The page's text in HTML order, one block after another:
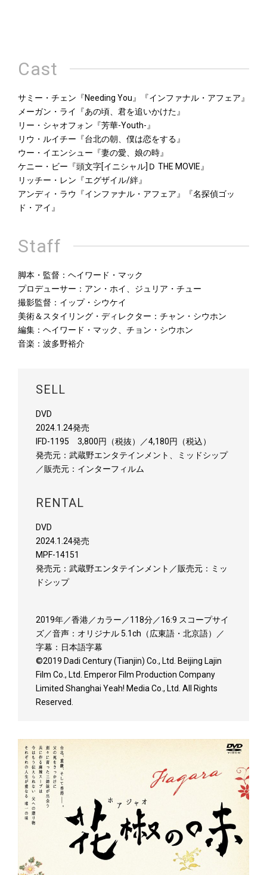
Cast
サミー・チェン『Needing You』『インファナル・アフェア』
メーガン・ライ『あの頃、君を追いかけた』
リー・シャオフォン『芳華-Youth-』
リウ・ルイチー『台北の朝、僕は恋をする』
ウー・イエンシュー『妻の愛、娘の時』
ケニー・ビー『頭文字[イニシャル]Ｄ THE MOVIE』
リッチー・レン『エグザイル/絆』
アンディ・ラウ『インファナル・アフェア』『名探偵ゴッ
ド・アイ』
Staff
脚本・監督：ヘイワード・マック
プロデューサー：アン・ホイ、ジュリア・チュー
撮影監督：イップ・シウケイ
美術＆スタイリング・ディレクター：チャン・シウホン
編集：ヘイワード・マック、チョン・シウホン
音楽：波多野裕介
SELL
DVD
2024.1.24発売
IFD-1195 3,800円（税抜）／4,180円（税込）
発売元：武蔵野エンタテインメント、ミッドシップ
／販売元：インターフィルム
RENTAL
DVD
2024.1.24発売
MPF-14151
発売元：武蔵野エンタテインメント／販売元：ミッ
ドシップ
2019年／香港／カラー／118分／16:9 スコープサイ
ズ／音声：オリジナル 5.1ch（広東語・北京語）／
字幕：日本語字幕
©2019 Dadi Century (Tianjin) Co., Ltd. Beijing Lajin
Film Co., Ltd. Emperor Film Production Company
Limited Shanghai Yeah! Media Co., Ltd. All Rights
Reserved.